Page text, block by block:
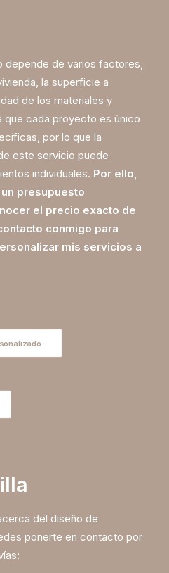
depende de varios factores,
la superficie a
de los materiales y
que cada proyecto es único
por lo que la
este servicio puede
individuales. Por ello,
presupuesto
el precio exacto de
conmigo para
mis servicios a
del diseño de
ponerte en contacto por